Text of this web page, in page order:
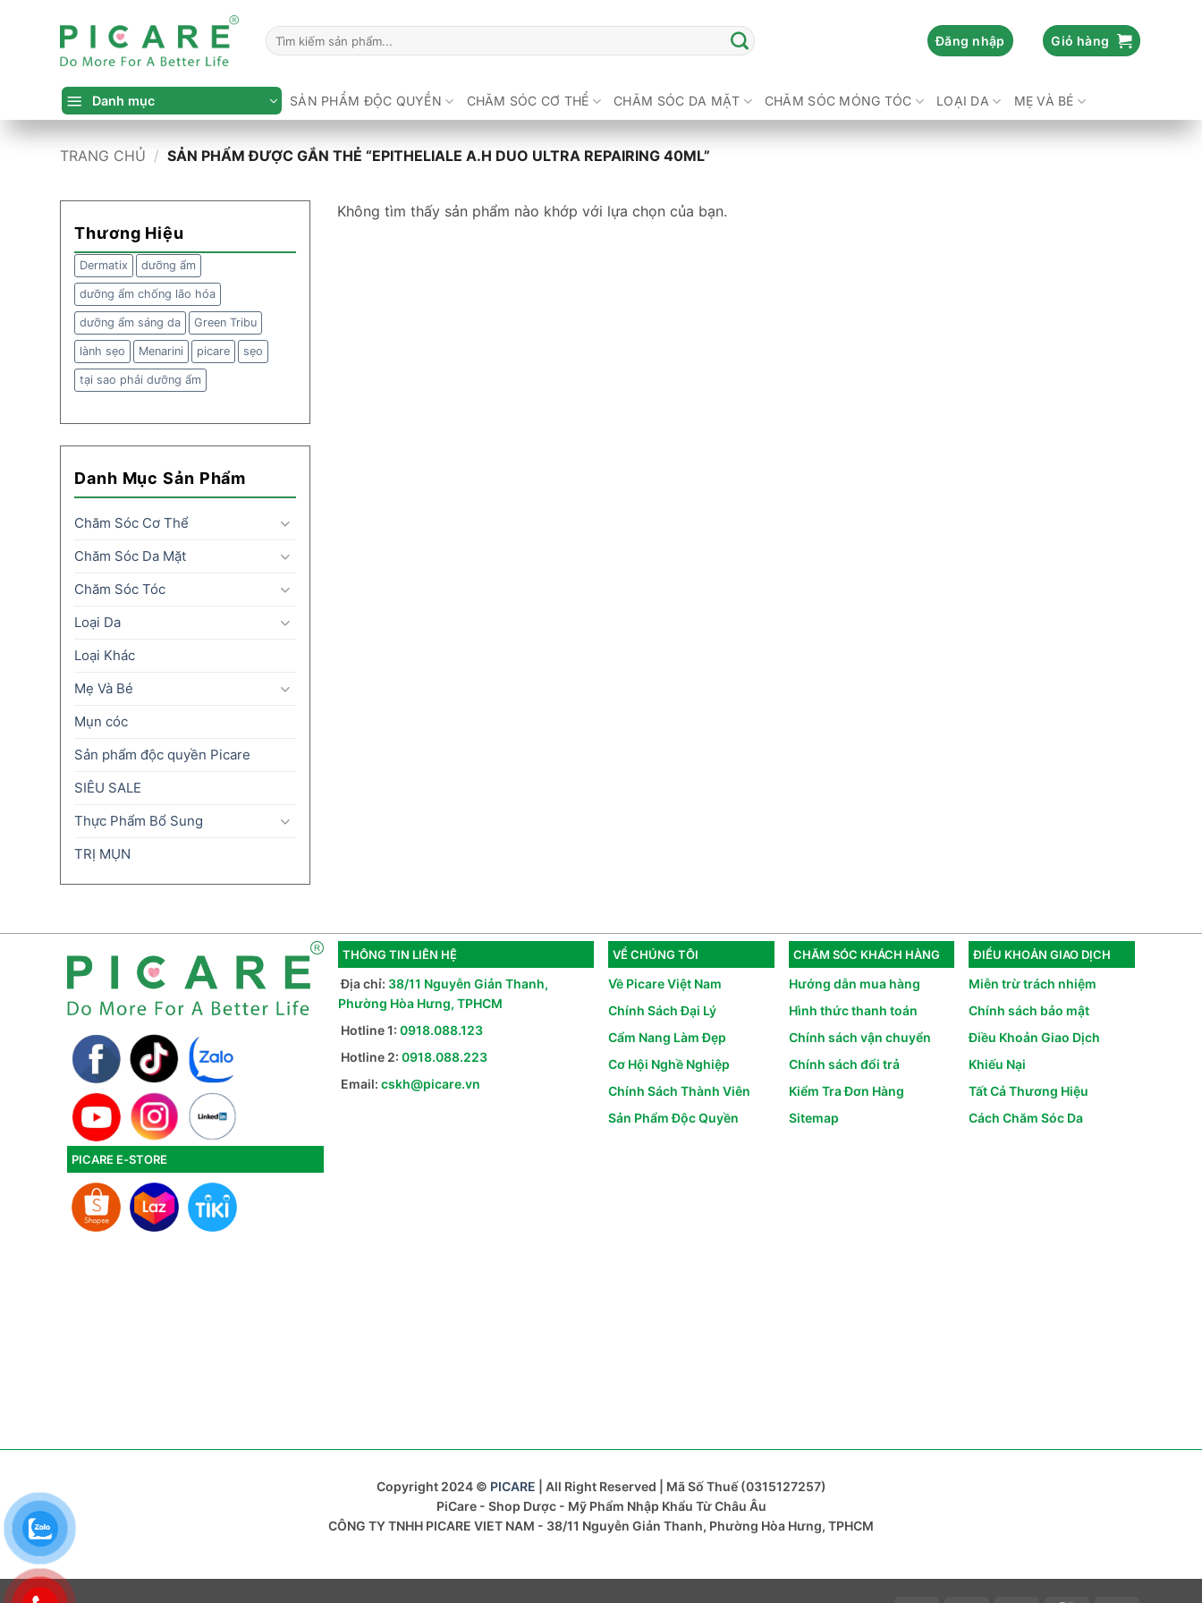
Tìm
kiếm:
Đăng nhập Giỏ hàng
Danh mục SẢN PHẨM ĐỘC QUYỀN CHĂM SÓC CƠ THỂ CHĂM SÓC DA MẶT CHĂM SÓC MÓNG TÓC LOẠI DA MẸ VÀ BÉ
TRANG CHỦ / SẢN PHẨM ĐƯỢC GẮN THẺ “EPITHELIALE A.H DUO ULTRA REPAIRING 40ML”
Thương Hiệu
Dermatix dưỡng ẩm
dưỡng ẩm chống lão hóa
dưỡng ẩm sáng da Green Tribu
lành sẹo Menarini picare sẹo
tại sao phải dưỡng ẩm
Danh Mục Sản Phẩm
Chăm Sóc Cơ Thể
Chăm Sóc Da Mặt
Chăm Sóc Tóc
Loại Da
Loại Khác
Mẹ Và Bé
Mụn cóc
Sản phẩm độc quyền Picare
SIÊU SALE
Thực Phẩm Bổ Sung
TRỊ MỤN
Không tìm thấy sản phẩm nào khớp với lựa chọn của bạn.
PICARE E-STORE
THÔNG TIN LIÊN HỆ
Địa chỉ: 38/11 Nguyễn Giản Thanh,
Phường Hòa Hưng, TPHCM
Hotline 1: 0918.088.123
Hotline 2: 0918.088.223
Email: cskh@picare.vn
VỀ CHÚNG TÔI
Về Picare Việt Nam
Chính Sách Đại Lý
Cẩm Nang Làm Đẹp
Cơ Hội Nghề Nghiệp
Chính Sách Thành Viên
Sản Phẩm Độc Quyền
CHĂM SÓC KHÁCH HÀNG
Hướng dẫn mua hàng
Hình thức thanh toán
Chính sách vận chuyển
Chính sách đổi trả
Kiểm Tra Đơn Hàng
Sitemap
ĐIỀU KHOẢN GIAO DỊCH
Miễn trừ trách nhiệm
Chính sách bảo mật
Điều Khoản Giao Dịch
Khiếu Nại
Tất Cả Thương Hiệu
Cách Chăm Sóc Da
Copyright 2024 © PICARE | All Right Reserved | Mã Số Thuế (0315127257)
PiCare - Shop Dược - Mỹ Phẩm Nhập Khẩu Từ Châu Âu
CÔNG TY TNHH PICARE VIET NAM - 38/11 Nguyễn Giản Thanh, Phường Hòa Hưng, TPHCM